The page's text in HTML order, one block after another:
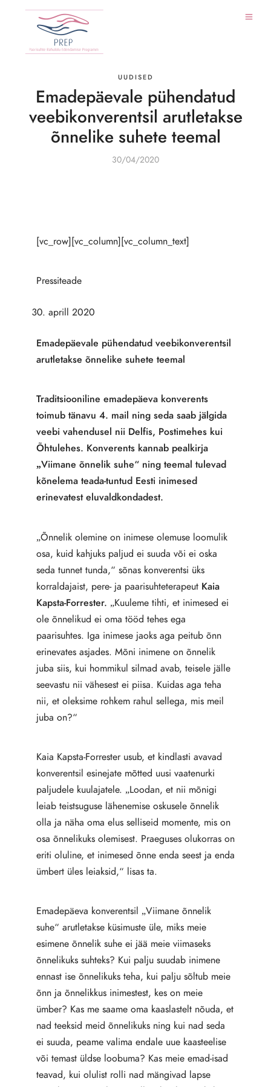
UUDISED
Emadepäevale pühendatud
veebikonverentsil arutletakse
õnnelike suhete teemal
30/04/2020
[vc_row][vc_column][vc_column_text]
Pressiteade
aprill 2020
Emadepäevale pühendatud veebikonverentsil
arutletakse õnnelike suhete teemal
Traditsiooniline emadepäeva konverents
toimub tänavu 4. mail ning seda saab jälgida
veebi vahendusel nii Delfis, Postimehes kui
Õhtulehes. Konverents kannab pealkirja
„Viimane õnnelik suhe“ ning teemal tulevad
kõnelema teada-tuntud Eesti inimesed
erinevatest eluvaldkondadest.
„Õnnelik olemine on inimese olemuse loomulik
osa, kuid kahjuks paljud ei suuda või ei oska
seda tunnet tunda,“ sõnas konverentsi üks
korraldajaist, pere- ja paarisuhteterapeut Kaia
Kapsta-Forrester. „Kuuleme tihti, et inimesed ei
ole õnnelikud ei oma tööd tehes ega
paarisuhtes. Iga inimese jaoks aga peitub õnn
erinevates asjades. Mõni inimene on õnnelik
juba siis, kui hommikul silmad avab, teisele jälle
seevastu nii vähesest ei piisa. Kuidas aga teha
nii, et oleksime rohkem rahul sellega, mis meil
juba on?“
Kaia Kapsta-Forrester usub, et kindlasti avavad
konverentsil esinejate mõtted uusi vaatenurki
paljudele kuulajatele. „Loodan, et nii mõnigi
leiab teistsuguse lähenemise oskusele õnnelik
olla ja näha oma elus selliseid momente, mis on
osa õnnelikuks olemisest. Praeguses olukorras on
eriti oluline, et inimesed õnne enda seest ja enda
ümbert üles leiaksid,“ lisas ta.
Emadepäeva konverentsil „Viimane õnnelik
suhe“ arutletakse küsimuste üle, miks meie
esimene õnnelik suhe ei jää meie viimaseks
õnnelikuks suhteks? Kui palju suudab inimene
ennast ise õnnelikuks teha, kui palju sõltub meie
õnn ja õnnelikkus inimestest, kes on meie
ümber? Kas me saame oma kaaslastelt nõuda, et
nad teeksid meid õnnelikuks ning kui nad seda
ei suuda, peame valima endale uue kaasteelise
või temast üldse loobuma? Kas meie emad-isad
teavad, kui olulist rolli nad mängivad lapse